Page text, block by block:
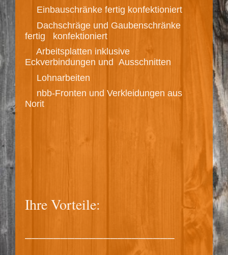
Einbauschränke fertig konfektioniert
­ Dachschräge und Gaubenschränke
fertig konfektioniert
­ Arbeitsplatten inklusive
Eckverbindungen und Ausschnitten
Lohnarbeiten
nbb-Fronten und Verkleidungen aus
Norit
Ihre Vorteile: